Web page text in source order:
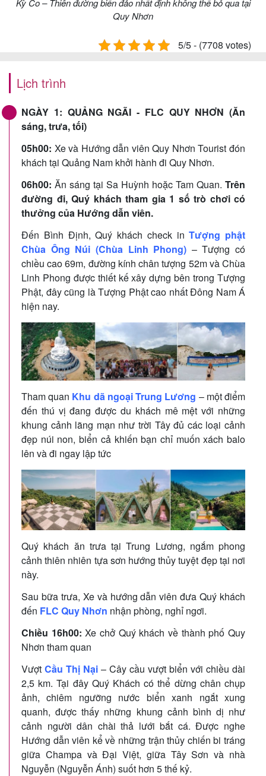
Kỳ Co – Thiên đường biển đảo nhất định không thể bỏ qua tại
Quy Nhơn
5/5 - (7708 votes)
Lịch trình
NGÀY 1: QUẢNG NGÃI - FLC QUY NHƠN (Ăn
sáng, trưa, tối)
05h00: Xe và Hướng dẫn viên Quy Nhơn Tourist đón
khách tại Quảng Nam khởi hành đi Quy Nhơn.
06h00: Ăn sáng tại Sa Huỳnh hoặc Tam Quan. Trên
đường đi, Quý khách tham gia 1 số trò chơi có
thưởng của Hướng dẫn viên.
Đến Bình Định, Quý khách check inTượng phật
Chùa Ông Núi (Chùa Linh Phong) – Tượng có
chiều cao 69m, đường kính chân tượng 52m và Chùa
Linh Phong được thiết kế xây dựng bên trong Tượng
Phật, đây cũng là Tượng Phật cao nhất Đông Nam Á
hiện nay.
Tham quan Khu dã ngoại Trung Lương – một điểm
đến thú vị đang được du khách mê mệt với những
khung cảnh lãng mạn như trời Tây đủ các loại cảnh
đẹp núi non, biển cả khiến bạn chỉ muốn xách balo
lên và đi ngay lập tức
Quý khách ăn trưa tại Trung Lương, ngắm phong
cảnh thiên nhiên tựa sơn hướng thủy tuyệt đẹp tại nơi
này.
Sau bữa trưa, Xe và hướng dẫn viên đưa Quý khách
đến FLC Quy Nhơn nhận phòng, nghỉ ngơi.
Chiều 16h00:Xe chở Quý khách về thành phố Quy
Nhơn tham quan
Vượt Cầu Thị Nại – Cây cầu vượt biển với chiều dài
2,5 km. Tại đây Quý Khách có thể dừng chân chụp
ảnh, chiêm ngưỡng nước biển xanh ngắt xung
quanh, được thấy những khung cảnh bình dị như
cảnh người dân chài thả lưới bắt cá. Được nghe
Hướng dẫn viên kể về những trận thủy chiến bi tráng
giữa Champa và Đại Việt, giữa Tây Sơn và nhà
Nguyễn (Nguyễn Ánh) suốt hơn 5 thế kỷ.